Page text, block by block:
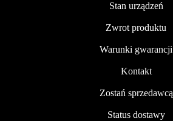
Stan urządzeń
Zwrot produktu
Warunki gwarancji
Kontakt
Zostań sprzedawcą
Status dostawy